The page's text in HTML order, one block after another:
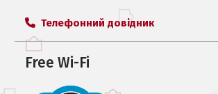
Телефонний довідник
Free Wi-Fi